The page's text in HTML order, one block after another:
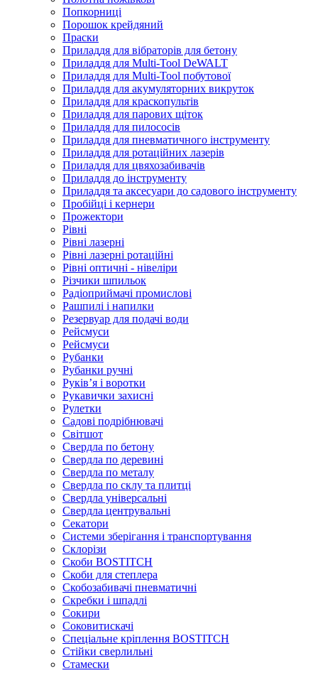
Попкорниці
Порошок крейдяний
Праски
Приладдя для вібраторів для бетону
Приладдя для Multi-Tool DeWALT
Приладдя для Multi-Tool побутової
Приладдя для акумуляторних викруток
Приладдя для краскопультів
Приладдя для парових щіток
Приладдя для пилососів
Приладдя для пневматичного інструменту
Приладдя для ротаційних лазерів
Приладдя для цвяхозабивачів
Приладдя до інструменту
Приладдя та аксесуари до садового інструменту
Пробійці і кернери
Прожектори
Рівні
Рівні лазерні
Рівні лазерні ротаційні
Рівні оптичні - нівеліри
Різчики шпильок
Радіоприймачі промислові
Рашпилі і напилки
Резервуар для подачі води
Рейсмуси
Рейсмуси
Рубанки
Рубанки ручні
Руківʼя і воротки
Рукавички захисні
Рулетки
Садові подрібнювачі
Світшот
Свердла по бетону
Свердла по деревині
Свердла по металу
Свердла по склу та плитці
Свердла універсальні
Свердла центрувальні
Секатори
Системи зберігання і транспортування
Склорізи
Скоби BOSTITCH
Скоби для степлера
Скобозабивачі пневматичні
Скребки і шпадлі
Сокири
Соковитискачі
Спеціальне кріплення BOSTITCH
Стійки сверлильні
Стамески